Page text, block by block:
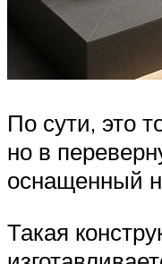
По сути, это
но в
оснащенный
Такая